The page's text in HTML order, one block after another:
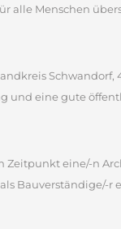
alle Menschen
eine gute
eine/-n
Bauverständige/-r